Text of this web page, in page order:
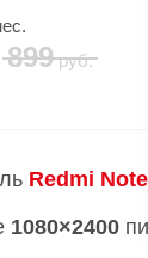
899руб.
Redmi
1080×2400